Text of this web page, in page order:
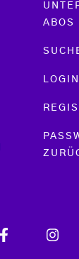
ABOS
LOGIN